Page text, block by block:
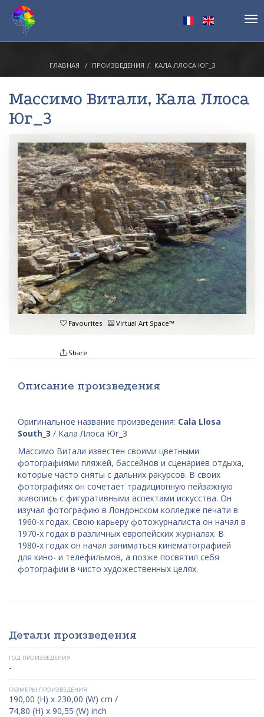
ГЛАВНАЯ ПРОИЗВЕДЕНИЯ КАЛА ЛЛОСА ЮГ_3
Массимо Витали, Кала Ллоса
Юг_3
Favourites Virtual Art Space™
Share
Описание произведения
Оригинальное название произведения: Cala Llosa
South_3 / Кала Ллоса Юг_3
Массимо Витали известен своими цветными
фотографиями пляжей, бассейнов и сценариев отдыха,
которые часто сняты с дальних ракурсов. В своих
фотографиях он сочетает традиционную пейзажную
живопись с фигуративными аспектами искусства. Он
изучал фотографию в Лондонском колледже печати в
1960-х годах. Свою карьеру фотожурналиста он начал в
1970-х годах в различных европейских журналах. В
1980-х годах он начал заниматься кинематографией
для кино- и телефильмов, а позже посвятил себя
фотографии в чисто художественных целях.
Детали произведения
ГОД ПРОИЗВЕДЕНИЯ
-
РАЗМЕРЫ ПРОИЗВЕДЕНИЯ
190,00 (H) x 230,00 (W) cm /
74,80 (H) x 90,55 (W) inch